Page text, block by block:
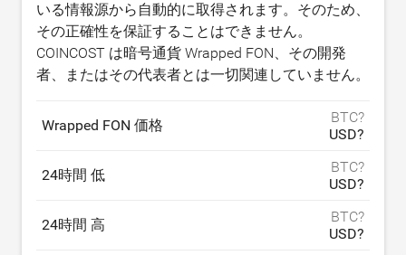
いる情報源から自動的に取得されます。そのため、
その正確性を保証することはできません。
COINCOST は暗号通貨 Wrapped FON、その開発
者、またはその代表者とは一切関連していません。
Wrapped FON 価格
BTC?
USD?
24時間 低
BTC?
USD?
24時間 高
BTC?
USD?